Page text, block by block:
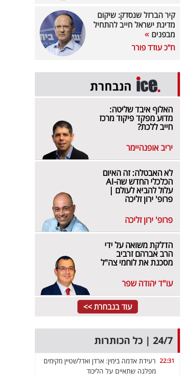
קיר הברזל שנסדק: שיקום
מדינת ישראל חייב להתחיל
מבפנים
ח"כ עודד פורר
הנבחרת
האלוף איבד שליטה:
מדוע מפקד פיקוד מרכז
חייב ללכת?
יריב אופנהיימר
לא האבטלה: זה האיום
הכלכלי החדש שה-AI
עלול להביא לעולם |
פרופ' ירון זליכה
פרופ' ירון זליכה
הדלקת משואה על ידי
הרב אברהם זרביב
מסכנת את לוחמי צה"ל
עו"ד יהודה שפר
עוד בנבחרת >>
24/7 | כל הכותרות
22:31 רעידת אדמה בימין: ארדן ואדלשטיין מקימים
מפלגה שתאיים על הליכוד